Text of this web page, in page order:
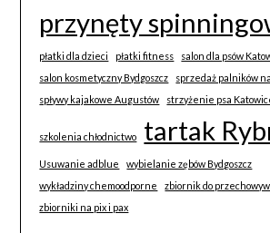
przynęty
płatki dla dzieci płatki fitness
salon dla psów
salon kosmetyczny Bydgoszcz
sprzedaż palników
spływy kajakowe Augustów
strzyżenie psa
szkolenia chłodnictwo tartak
Usuwanie adblue
wybielanie zębów Bydgoszcz
wykładziny chemoodporne
zbiornik do
zbiorniki na pix i pax